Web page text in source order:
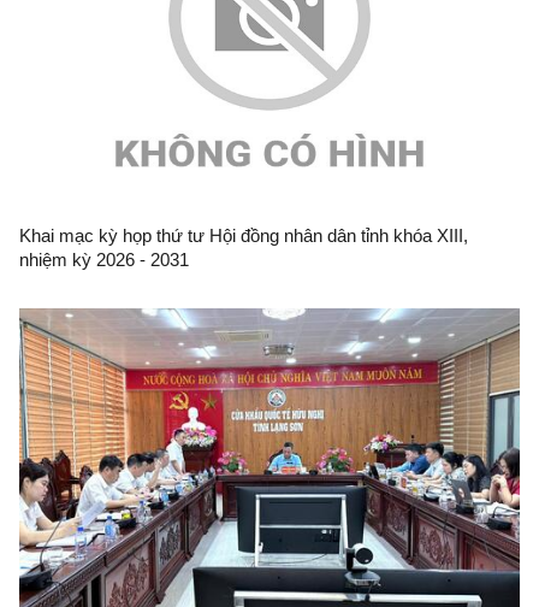
Khai mạc kỳ họp thứ tư Hội đồng nhân dân tỉnh khóa XIII,
nhiệm kỳ 2026 - 2031